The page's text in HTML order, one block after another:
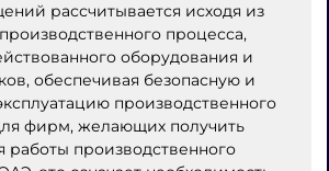
рассчитывается исходя из
процесса,
оборудования и
обеспечивая безопасную и
производственного
фирм, желающих получить
работы производственного